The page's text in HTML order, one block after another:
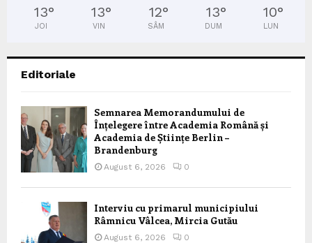
13°
JOI
13°
VIN
12°
SÂM
13°
DUM
10°
LUN
Editoriale
Semnarea Memorandumului de
Înțelegere între Academia Română și
Academia de Științe Berlin –
Brandenburg
August 6, 2026 0
Interviu cu primarul municipiului
Râmnicu Vâlcea, Mircia Gutău
August 6, 2026 0